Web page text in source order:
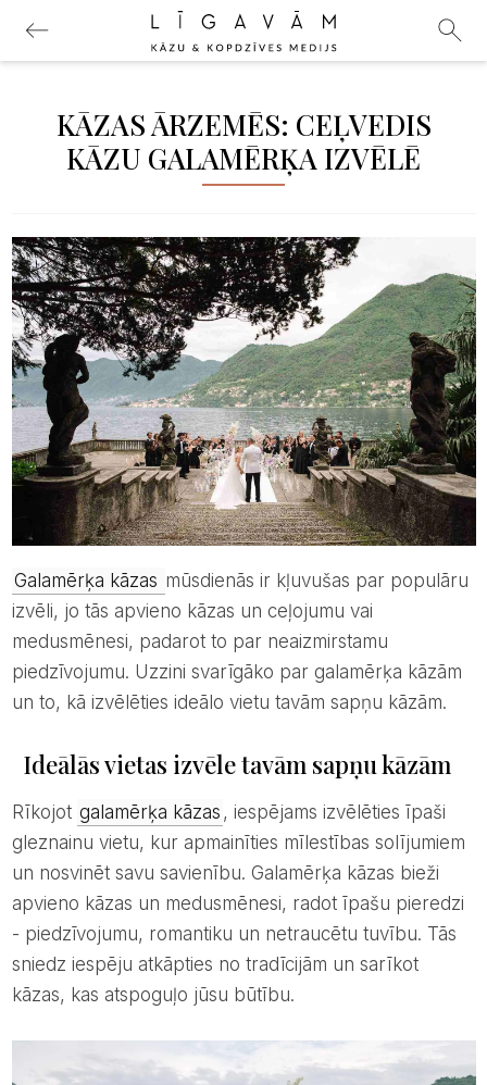
KĀZAS ĀRZEMĒS: CEĻVEDIS
KĀZU GALAMĒRĶA IZVĒLĒ
Galamērķa kāzas mūsdienās ir kļuvušas par populāru
izvēli, jo tās apvieno kāzas un ceļojumu vai
medusmēnesi, padarot to par neaizmirstamu
piedzīvojumu. Uzzini svarīgāko par galamērķa kāzām
un to, kā izvēlēties ideālo vietu tavām sapņu kāzām.
Ideālās vietas izvēle tavām sapņu kāzām
Rīkojot galamērķa kāzas , iespējams izvēlēties īpaši
gleznainu vietu, kur apmainīties mīlestības solījumiem
un nosvinēt savu savienību. Galamērķa kāzas bieži
apvieno kāzas un medusmēnesi, radot īpašu pieredzi
- piedzīvojumu, romantiku un netraucētu tuvību. Tās
sniedz iespēju atkāpties no tradīcijām un sarīkot
kāzas, kas atspoguļo jūsu būtību.